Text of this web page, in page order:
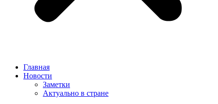
Главная
Новости
Заметки
Актуально в стране